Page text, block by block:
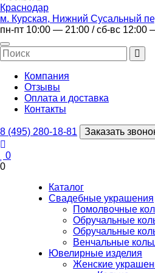
Краснодар
м. Курская, Нижний Сусальный
пн-пт 10:00 — 21:00 / сб-вс 12:00
Компания
Отзывы
Оплата и доставка
Контакты
8 (495) 280-18-81 Заказать
0
0
Каталог
Свадебные украшения
Помолвочные
Обручальные
Обручальные
Венчальные
Ювелирные изделия
Женские